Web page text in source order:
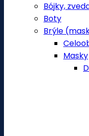
Bójky,
Boty
Brýle
Masky